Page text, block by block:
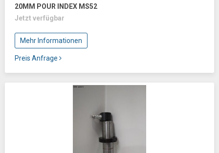
20MM POUR INDEX MS52
Jetzt verfügbar
Mehr Informationen
Preis Anfrage